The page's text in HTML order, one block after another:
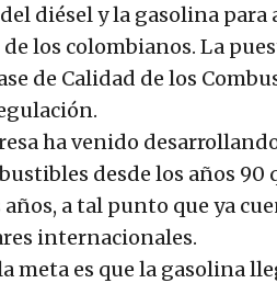
diésel y la gasolina
los colombianos. La
de Calidad de los
ha venido
desde los años
a tal punto que ya
internacionales.
meta es que la gasolina